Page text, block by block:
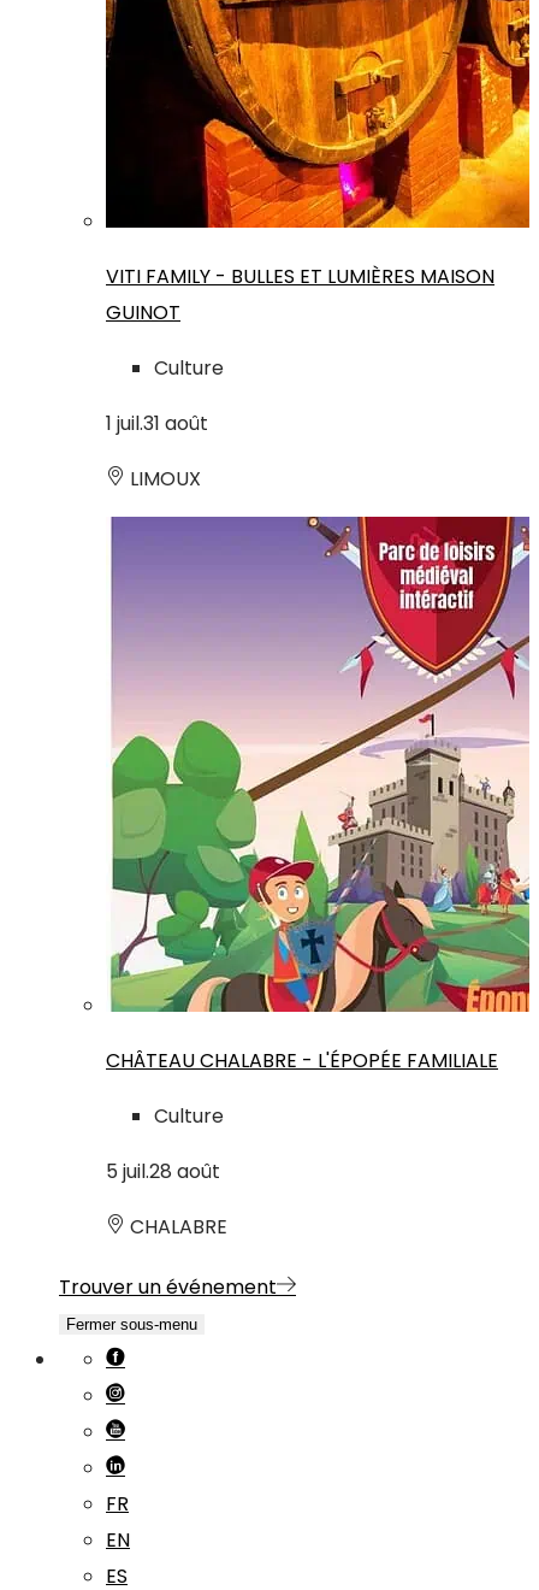
VITI FAMILY - BULLES ET LUMIÈRES MAISON
GUINOT
Culture
1 juil.31 août
LIMOUX
CHÂTEAU CHALABRE - L'ÉPOPÉE FAMILIALE
Culture
5 juil.28 août
CHALABRE
Trouver un événement
Fermer sous-menu
FR
EN
ES